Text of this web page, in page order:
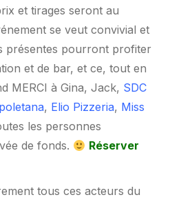
et tirages seront au
se veut convivial et
présentes pourront profiter
et de bar, et ce, tout en
MERCI à Gina, Jack, SDC
, Elio Pizzeria, Miss
les personnes
de fonds.
Réserver
tous ces acteurs du